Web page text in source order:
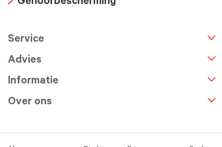
icon
Service
Advies
Informatie
Over ons